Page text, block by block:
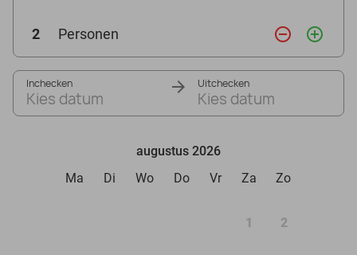
2 Personen remove_circle_outline add_circle_outline
Inchecken
Kies datum
Uitchecken
Kies datum
augustus 2026
Ma
Di Wo Do Vr Za Zo
1 2